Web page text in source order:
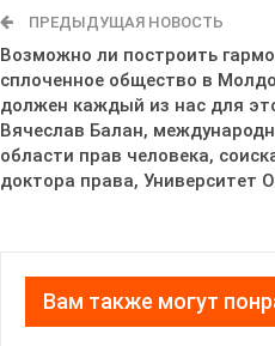
ПРЕДЫДУЩАЯ НОВОСТЬ
Возможно ли построить
сплоченное общество в
должен каждый из нас для
Вячеслав Балан,
области прав человека,
доктора права, Университет
Вам также могут